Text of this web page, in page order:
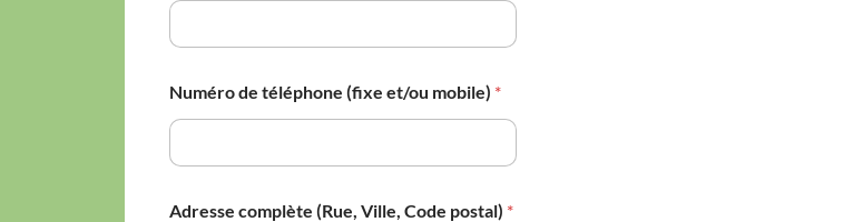
Numéro de téléphone (fixe et/ou mobile) *
Adresse complète (Rue, Ville, Code postal) *